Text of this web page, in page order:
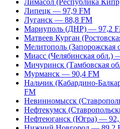
Лимасол (Республика
Липецк — 97,9 FM
Луганск — 88,8 FM
Мариуполь (ДНР) — 97,2
Матвеев Курган
Мелитополь
Миасс (Челябинская обл.)
Мичуринск (Тамбовская
Мурманск — 90,4 FM
Нальчик (Кабардино-
FM
Невинномысск
Нефтекумск
Нефтеюганск (Югра) —